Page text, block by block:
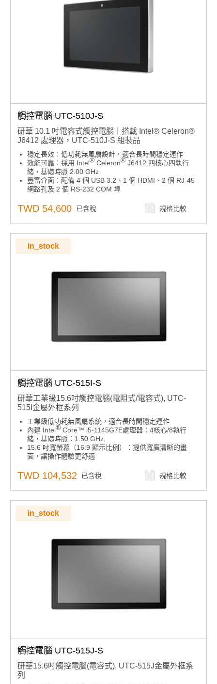
觸控電腦 UTC-510J-S
研華 10.1 吋電容式觸控電腦｜搭載 Intel® Celeron®
J6412 處理器，UTC-510J-S 組裝品
穩定長效：低功耗無風扇設計，適合長時間穩定運作
效能可靠：採用 Intel® Celeron® J6412 四核心四執行
緒，基礎時脈 2.00 GHz
豐富介面：配備 4 個 USB 3.2、1 個 HDMI、2 個 RJ-45
網路孔及 2 個 RS-232 COM 埠
22.04
寬廣視野：16:10 比例 1280 x 800 解析度寬螢幕，提升
操作舒適度
靈活擺放：橫放與直立自由選擇，適應各種空間需求
工業防護：IP65 等級前面板，耐用防水防塵適用多種環
境
TWD 54,600 已含稅 規格比較
in_stock
觸控電腦 UTC-515I-S
研華工業級15.6吋觸控電腦(電阻式/電容式), UTC-
515I金屬外框系列
工業級低功耗無風扇系統，適合長時間穩定運作
內建 Intel® Core™ i5-1145G7E處理器：4核心/8執行
緒，基礎時脈：1.50 GHz
15.6 吋寬螢幕（16:9 顯示比例）：提供寬廣清晰的畫
面，讓操作體驗更舒適
空間等多種場合
一體成型鋁框外殼設計
可橫放也可直立使用，不受空間限制，彈性對應各種需求
符合 VESA 100 mm 標準安裝孔，滿足多樣安裝需求
側邊導槽設計，便於整合週邊設備
TWD 104,532 已含稅 規格比較
in_stock
觸控電腦 UTC-515J-S
研華15.6吋觸控電腦(電容式), UTC-515J金屬外框系
列